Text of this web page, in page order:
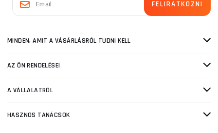
MINDEN, AMIT A VÁSÁRLÁSRÓL TUDNI KELL
AZ ÖN RENDELÉSEI
A VÁLLALATRÓL
HASZNOS TANÁCSOK